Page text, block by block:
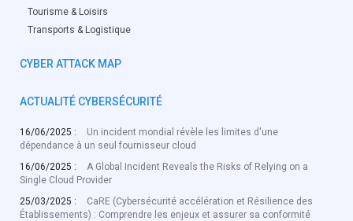
Tourisme & Loisirs
Transports & Logistique
CYBER ATTACK MAP
ACTUALITÉ CYBERSÉCURITÉ
16/06/2025 :
Un incident mondial révèle les limites d'une
dépendance à un seul fournisseur cloud
16/06/2025 :
A Global Incident Reveals the Risks of Relying on a
Single Cloud Provider
25/03/2025 :
CaRE (Cybersécurité accélération et Résilience des
Établissements) : Comprendre les enjeux et assurer sa conformité